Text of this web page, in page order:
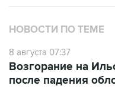
НОВОСТИ ПО ТЕМЕ
8 августа 07:37
Возгорание на
после падения